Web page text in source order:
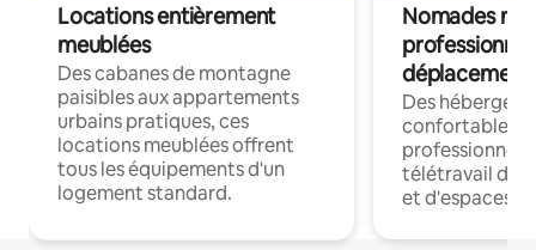
Locations entièrement
meublées
Des cabanes de montagne
paisibles aux appartements
urbains pratiques, ces
locations meublées offrent
tous les équipements d'un
logement standard.
Nomades
déplacement
Des
confortables
professionnels
télétravail
et d'espaces